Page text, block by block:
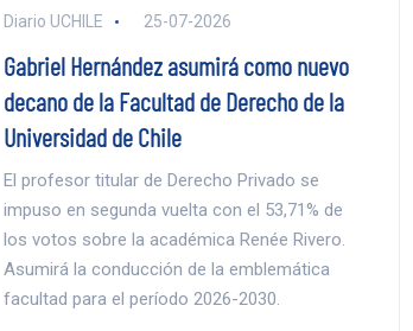
Diario UCHILE 25-07-2026
Gabriel Hernández asumirá como nuevo
decano de la Facultad de Derecho de la
Universidad de Chile
El profesor titular de Derecho Privado se
impuso en segunda vuelta con el 53,71% de
los votos sobre la académica Renée Rivero.
Asumirá la conducción de la emblemática
facultad para el período 2026-2030.